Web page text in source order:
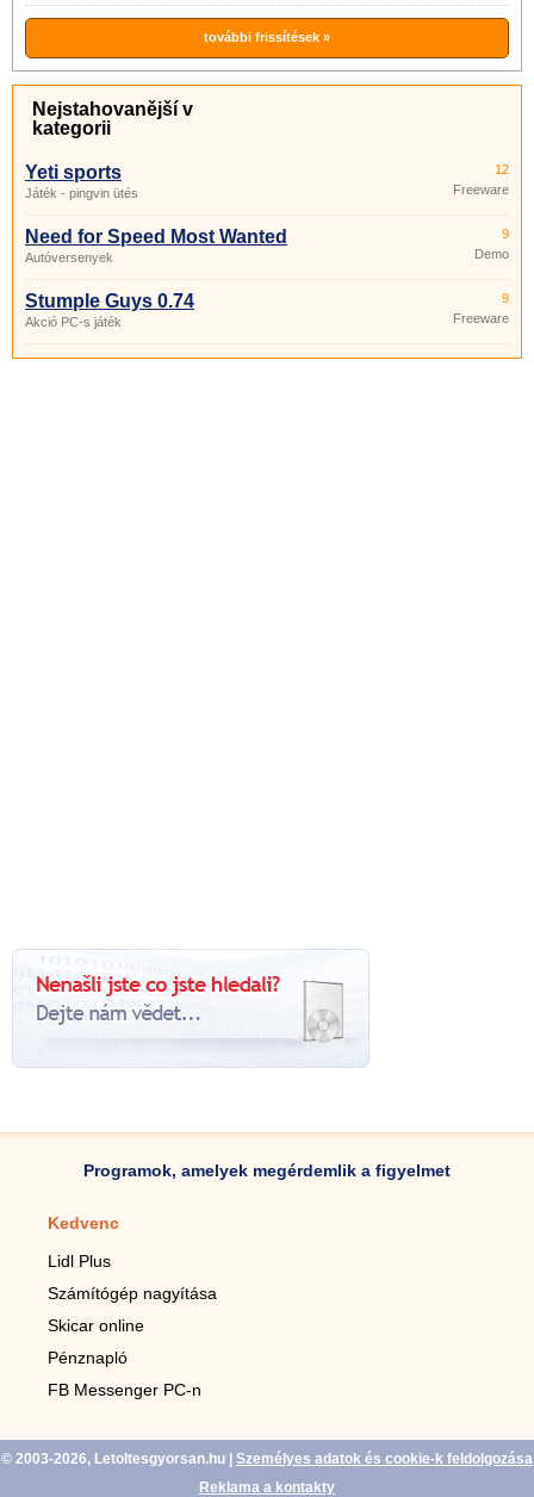
további frissítések »
Nejstahovanější v
kategorii
Yeti sports
Játék - pingvin ütés
12
Freeware
Need for Speed Most Wanted
Autóversenyek
9
Demo
Stumple Guys 0.74
Akció PC-s játék
9
Freeware
Programok, amelyek megérdemlik a figyelmet
Kedvenc
Lidl Plus
Számítógép nagyítása
Skicar online
Pénznapló
FB Messenger PC-n
© 2003-2026, Letoltesgyorsan.hu
Személyes adatok és cookie-k feldolgozása
Reklama a kontakty